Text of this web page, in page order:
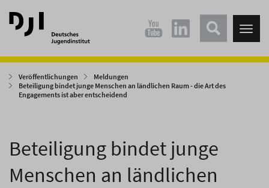
Direkt
zum
Hauptinhalt
Direkt
zum
Hauptmenü
Veröffentlichungen
Meldungen
Beteiligung bindet junge Menschen an ländlichen Raum - die Art des
Engagements ist aber entscheidend
Beteiligung bindet junge
Menschen an ländlichen